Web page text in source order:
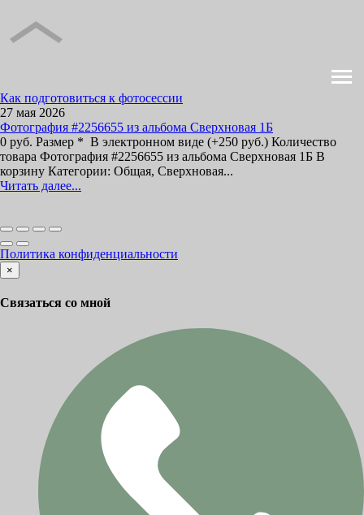
Как подготовиться к фотосессии
27 мая 2026
Фотография #2256655 из альбома Сверхновая 1Б
0 руб. Размер * В электронном виде (+250 руб.) Количество
товара Фотография #2256655 из альбома Сверхновая 1Б В
корзину Категории: Общая, Сверхновая...
Читать далее...
Политика конфиденциальности
×
Связаться со мной